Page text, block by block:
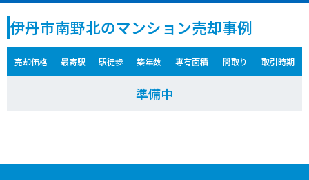
伊丹市南野北のマンション売却事例
売却価格 最寄駅 駅徒歩 築年数 専有面積 間取り 取引時期
準備中